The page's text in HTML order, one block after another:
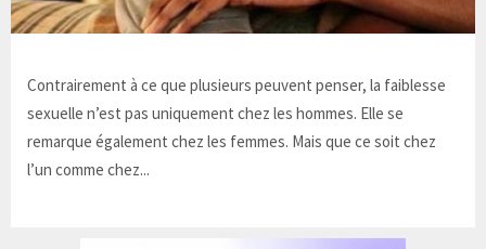
Contrairement à ce que plusieurs peuvent penser, la faiblesse
sexuelle n’est pas uniquement chez les hommes. Elle se
remarque également chez les femmes. Mais que ce soit chez
l’un comme chez...